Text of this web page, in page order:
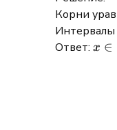
{-1\}
[3,
x-5>0
Корни
Интервалы
Ответ: x
x ∈